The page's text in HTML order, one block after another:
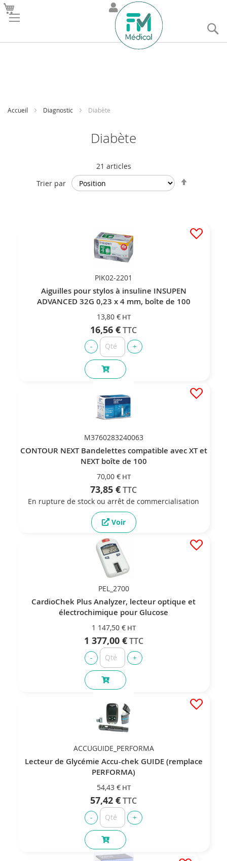
Accueil Diagnostic Diabète
Diabète
21 articles
Trier par
PIK02-2201
Aiguilles pour stylos à insuline INSUPEN
ADVANCED 32G 0,23 x 4 mm, boîte de 100
13,80 €
16,56 €
M3760283240063
CONTOUR NEXT Bandelettes compatible avec XT et
NEXT boîte de 100
70,00 €
73,85 €
En rupture de stock ou arrêt de commercialisation
Voir
PEL_2700
CardioChek Plus Analyzer, lecteur optique et
électrochimique pour Glucose
1 147,50 €
1 377,00 €
ACCUGUIDE_PERFORMA
Lecteur de Glycémie Accu-chek GUIDE (remplace
PERFORMA)
54,43 €
57,42 €